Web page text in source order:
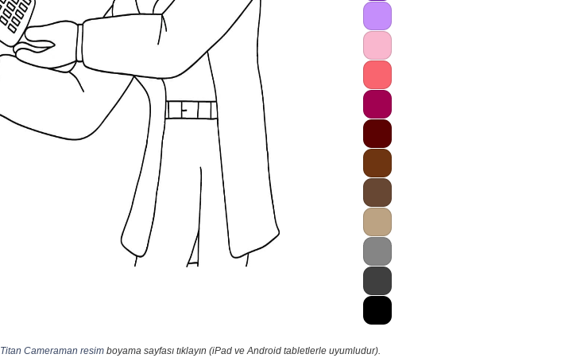
Titan Cameraman resimboyama sayfası tıklayın (iPad ve Android tabletlerle uyumludur).